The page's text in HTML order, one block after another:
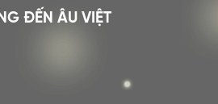
ĐẾN ÂU VIỆT